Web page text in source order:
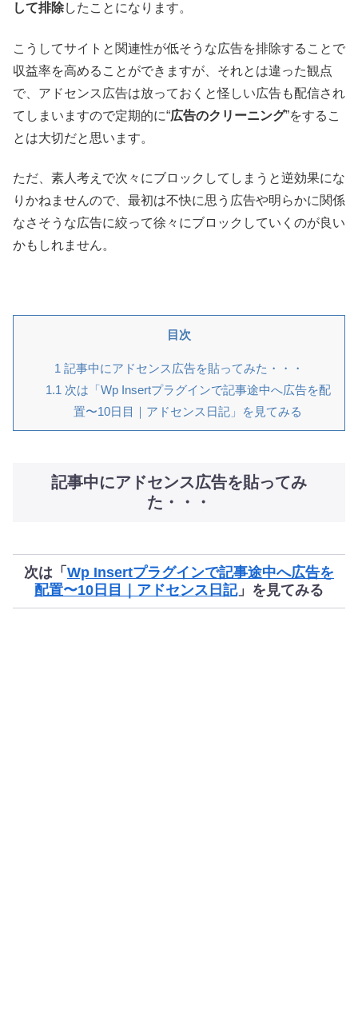
して排除したことになります。
こうしてサイトと関連性が低そうな広告を排除することで
収益率を高めることができますが、それとは違った観点
で、アドセンス広告は放っておくと怪しい広告も配信され
てしまいますので定期的に“広告のクリーニング”をするこ
とは大切だと思います。
ただ、素人考えで次々にブロックしてしまうと逆効果にな
りかねませんので、最初は不快に思う広告や明らかに関係
なさそうな広告に絞って徐々にブロックしていくのが良い
かもしれません。
目次
1 記事中にアドセンス広告を貼ってみた・・・
1.1 次は「Wp Insertプラグインで記事途中へ広告を配
置〜10日目｜アドセンス日記」を見てみる
記事中にアドセンス広告を貼ってみ
た・・・
次は「 Wp Insertプラグインで記事途中へ広告を
配置〜10日目｜アドセンス日記」を見てみる